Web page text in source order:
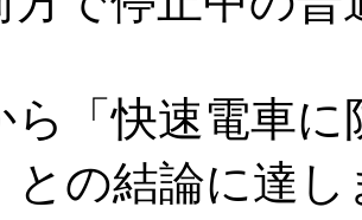
ら「快速電車
との結論に達